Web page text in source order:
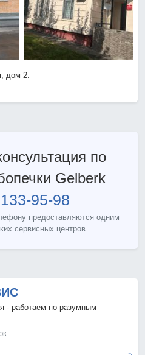
дом 2.
по
Gelberk
95-98
предоставляются одним
сервисных центров.
- работаем по разумным